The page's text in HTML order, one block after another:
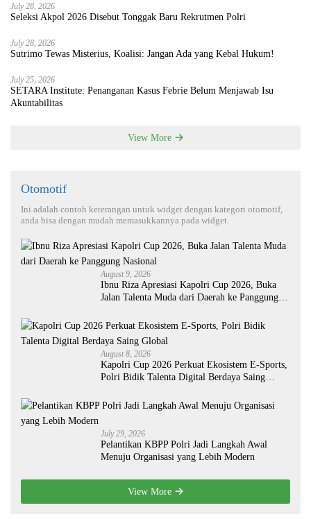
July 28, 2026
Seleksi Akpol 2026 Disebut Tonggak Baru Rekrutmen Polri
July 28, 2026
Sutrimo Tewas Misterius, Koalisi: Jangan Ada yang Kebal Hukum!
July 25, 2026
SETARA Institute: Penanganan Kasus Febrie Belum Menjawab Isu
Akuntabilitas
View More
Otomotif
Ini adalah contoh keterangan untuk widget dengan kategori otomotif,
anda bisa dengan mudah memasukkannya pada widget.
August 9, 2026
Ibnu Riza Apresiasi Kapolri Cup 2026, Buka
Jalan Talenta Muda dari Daerah ke Panggung
August 8, 2026
Kapolri Cup 2026 Perkuat Ekosistem E-Sports,
Polri Bidik Talenta Digital Berdaya Saing
July 29, 2026
Pelantikan KBPP Polri Jadi Langkah Awal
Menuju Organisasi yang Lebih Modern
View More